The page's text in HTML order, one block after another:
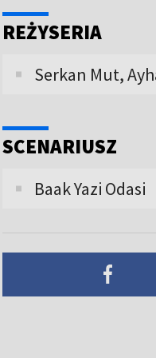
REŻYSERIA
Serkan Mut,
SCENARIUSZ
Baak Yazi Odasi